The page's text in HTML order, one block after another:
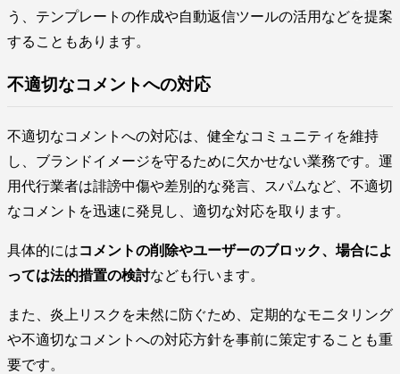
う、テンプレートの作成や自動返信ツールの活用などを提案
することもあります。
不適切なコメントへの対応
不適切なコメントへの対応は、健全なコミュニティを維持
し、ブランドイメージを守るために欠かせない業務です。運
用代行業者は誹謗中傷や差別的な発言、スパムなど、不適切
なコメントを迅速に発見し、適切な対応を取ります。
具体的にはコメントの削除やユーザーのブロック、場合によ
っては法的措置の検討なども行います。
また、炎上リスクを未然に防ぐため、定期的なモニタリング
や不適切なコメントへの対応方針を事前に策定することも重
要です。